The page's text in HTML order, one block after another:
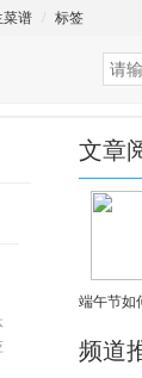
菜谱 标签
文章
端午节如
频道